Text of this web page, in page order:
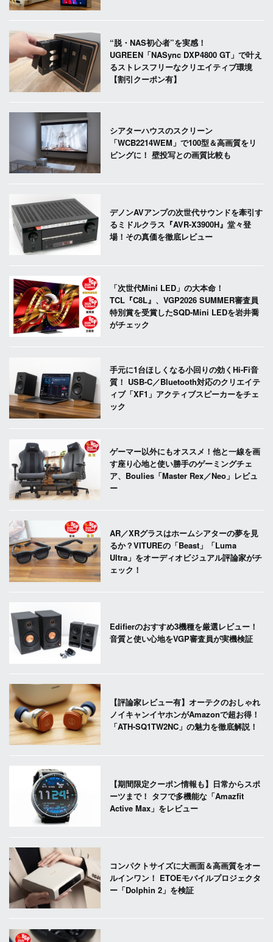
“脱・NAS初心者”を実感！
UGREEN「NASync DXP4800 GT」で叶え
るストレスフリーなクリエイティブ環境
【割引クーポン有】
シアターハウスのスクリーン
「WCB2214WEM」で100型＆高画質をリ
ビングに！ 壁投写との画質比較も
デノンAVアンプの次世代サウンドを牽引す
るミドルクラス『AVR-X3900H』堂々登
場！その真価を徹底レビュー
「次世代Mini LED」の大本命！
TCL『C8L』、VGP2026 SUMMER審査員
特別賞を受賞したSQD-Mini LEDを岩井喬
がチェック
手元に1台ほしくなる小回りの効くHi-Fi音
質！ USB-C／Bluetooth対応のクリエイテ
ィブ「XF1」アクティブスピーカーをチェ
ック
ゲーマー以外にもオススメ！他と一線を画
す座り心地と使い勝手のゲーミングチェ
ア、Boulies「Master Rex／Neo」レビュ
ー
AR／XRグラスはホームシアターの夢を見
るか？VITUREの「Beast」「Luma
Ultra」をオーディオビジュアル評論家がチ
ェック！
Edifierのおすすめ3機種を厳選レビュー！
音質と使い心地をVGP審査員が実機検証
【評論家レビュー有】オーテクのおしゃれ
ノイキャンイヤホンがAmazonで超お得！
「ATH-SQ1TW2NC」の魅力を徹底解説！
【期間限定クーポン情報も】日常からスポ
ーツまで！ タフで多機能な「Amazfit
Active Max」をレビュー
コンパクトサイズに大画面＆高画質をオー
ルインワン！ ETOEモバイルプロジェクタ
ー「Dolphin 2」を検証